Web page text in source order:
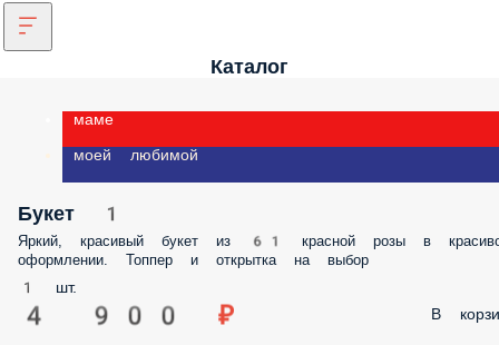
Каталог
маме
моей любимой
Букет 1
Яркий, красивый букет из 61 красной розы в
оформлении. Топпер и открытка на выбор
1 шт.
4 900 ₽ В